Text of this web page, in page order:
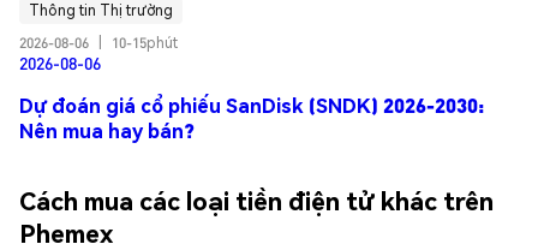
Thông tin Thị trường
2026-08-06
10-15phút
2026-08-06
Dự đoán giá cổ phiếu SanDisk (SNDK) 2026-2030:
Nên mua hay bán?
Cách mua các loại tiền điện tử khác trên
Phemex